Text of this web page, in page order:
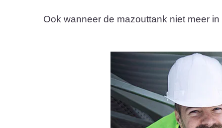
Ook wanneer de mazouttank niet meer